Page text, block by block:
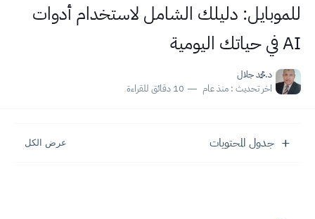
للموبايل: دليلك الشامل لاستخدام أدوات
AI في حياتك اليومية
د.محمد جلال
اخر تحديث : منذ عام 10 دقائق للقراءة
جدول المحتويات